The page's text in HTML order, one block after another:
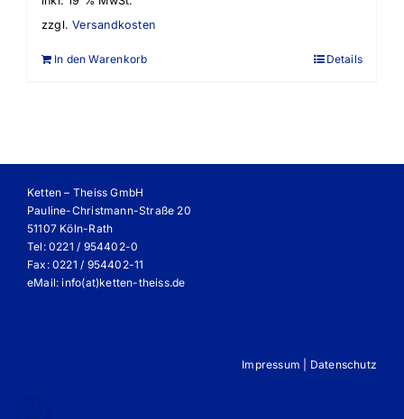
zzgl.Versandkosten
In den Warenkorb Details
Ketten – Theiss GmbH
Pauline-Christmann-Straße 20
51107 Köln-Rath
Tel: 0221 / 954402-0
Fax: 0221 / 954402-11
eMail:info(at)ketten-theiss.de
Impressum Datenschutz